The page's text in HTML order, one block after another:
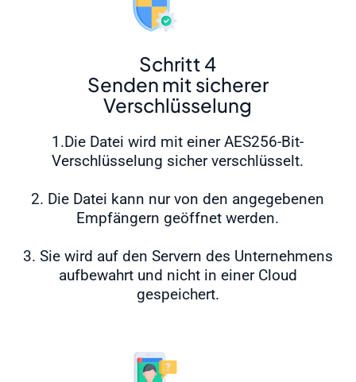
Schritt 4
Senden mit sicherer
Verschlüsselung
1.Die Datei wird mit einer AES256-Bit-
Verschlüsselung sicher verschlüsselt.
2. Die Datei kann nur von den angegebenen
Empfängern geöffnet werden.
3. Sie wird auf den Servern des Unternehmens
aufbewahrt und nicht in einer Cloud
gespeichert.